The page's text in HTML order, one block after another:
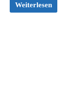
Weiterlesen